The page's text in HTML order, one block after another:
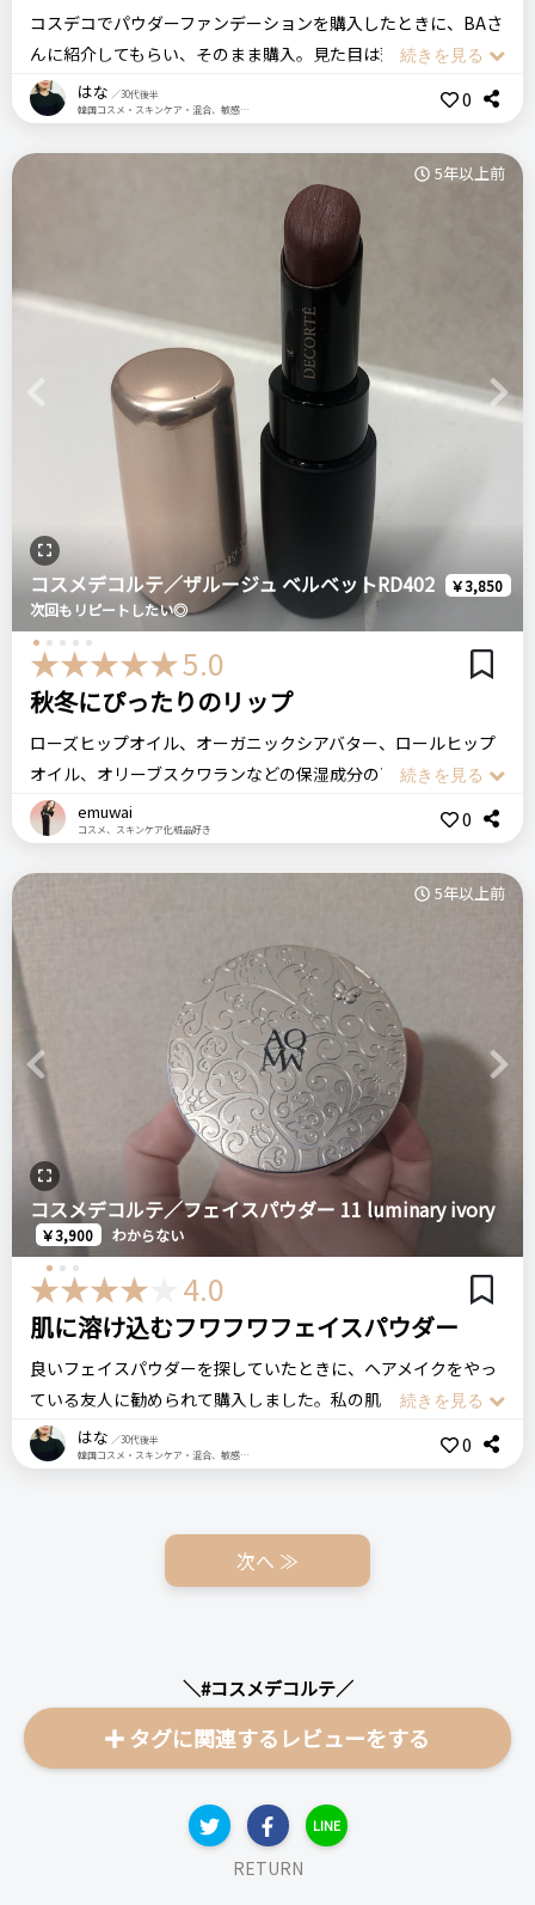
アイグロウジェムシリーズで迷いました。その中でシーンを選
ばず使いやそうなカラーを選びました。
アイグロウジェム
アイシャドウ
＼ショップで商品を探す／
ステマっぽい
コメント（0 件）
リピート回数・頻度
はじめて
次回のリピート予定
多分リピートする
ログイン
良いところ
お肌しっとり、リフトアップも期待できるところ
デパコスなので主婦には少し高い
マスクは小さめなのですが伸縮性があるので引っ張ってつけて
みてください
おすすめする人・おすすめしない人
乾燥肌の人、リフトアップしたい人に
比較したもの・こちらを選んだ理由
お友達に乾燥肌にオススメと頂いたので
価格
450円
場所
コスメデコルテ プリムラテマスク
シートマスク
＼ショップで商品を探す／
ステマっぽい
コメント（0 件）
コスデコでパウダーファンデーションを購入したときに、BAさ
んに紹介してもらい、そのまま購入。見た目は薄ピンクで肌に
伸ばすとトーンアップ、毛穴を埋めてくれるという下地です。
確かちょうどプライマーが人気だった頃で、それで衝動買いし
良いと思ったのですが、伸びが悪いのか、モロモロも出やす
く、なんか自分で使うとあのときのような感動はなかったで
す。ただ、肌が好調な時は上手くのります。また、毛穴を埋め
るというものがどうも合わないのか、続けて使っていると荒れ
てしまう印象でした。
COSMEDECORTE コスメデコルテ
コンプリートフラットプライマー
リピート回数・頻度
初めて
次回のリピート予定
多分リピートしない
ログイン
良いところ
・毛穴を隠してくれて艶が出る
・薄ピンクですが、伸ばすといい感じにトーンアップする
悪いところ（残念）
・モロモロが出てしまうときがある
・私は、続けて使うと肌荒れしてしまいます
・伸びが悪い
パウダーと合わせるには良いと思いますが、リキッドファンデ
の下地として使うには、割と固めのテクスチャなので使いづら
いと思う方がいるかも。
おすすめする人・おすすめしない人
オススメ→ナチュラルにトーンアップしたい。
オススメしない→香りのある下地がだめな人。敏感肌の人。
比較したもの・こちらを選んだ理由
ポール&ジョーの下地。なめらかで水気のある下地なので、ポ
ルジョの方を結果的によく使うようになりました。
価格
3,000円 デパート
コンプリートフラットプライマー
ベース デパコス
はな ／30代後半
韓国コスメ・スキンケア・混合、敏感肌・美容家電
0
Next
5年以上前
コスメデコルテ／ザルージュ ベルベットRD402
￥3,850
次回もリピートしたい◎
5.0
秋冬にぴったりのリップ
ローズヒップオイル、オーガニックシアバター、ロールヒップ
オイル、オリーブスクワランなどの保湿成分の高い美容成分を
配合しているので、潤いを与えてくれるので冬でも乾燥するこ
ともなく、艶のある唇に仕上がります。塗ると、ほのかに香り
この商品で特徴的なところは、塗るときはするする塗ることが
また、こちらの色味は秋冬にとてもおすすめです。そして、暗
めのボルドーのような色味なので大人っぽい雰囲気に仕上がり
ます。
食事したりすると塗り直しが必要になってきます。
しかし、軽く飲み物を飲むくらいであれば気にならない程度な
ので、比較的持ちはいい方だと思いました。
COSMEDECORTE コスメデコルテ
ザルージュ ベルベットRD402
リピート回数・頻度
初めて・1年ほど使用中
次回のリピート予定
ログイン
潤いを与えてくれながらも、ほんのりマットな仕上がりになる
一日中つけてると、塗り直しが必要になってくるところ
注意点
emuwai
コスメ、スキンケア化粧品好き 0
Previous Next
5年以上前
コスメデコルテ／フェイスパウダー 11 luminary ivory
￥3,900 わからない
4.0
肌に溶け込むフワフワフェイスパウダー
良いフェイスパウダーを探していたときに、ヘアメイクをやっ
ている友人に勧められて購入しました。私の肌は少し赤みがあ
るのですが、 11 luminary ivoryを勧められ、そのまま購入。ま
ず、パウダーの質感が細かくて、パフで乗せると肌に溶け込む
とても気持ちが良いです。正直、フェイスパウダーの良し悪し
があまりわからないのですが、自然に仕上がる点や、崩れても
COSMEDECORTE コスメデコルテ
フェイスパウダー 11 luminary ivory
次回のリピート予定
わからない
はな ／30代後半
韓国コスメ・スキンケア・混合、敏感肌・美容家電
0
次へ ≫
＼#コスメデコルテ／
タグに関連するレビューをする
LINE
RETURN